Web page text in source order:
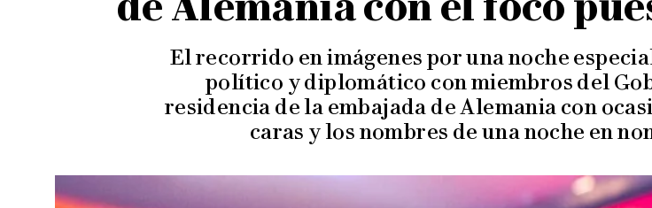
El recorrido en imágenes por una noche
político y diplomático con miembros del
residencia de la embajada de Alemania con
caras y los nombres de una noche en